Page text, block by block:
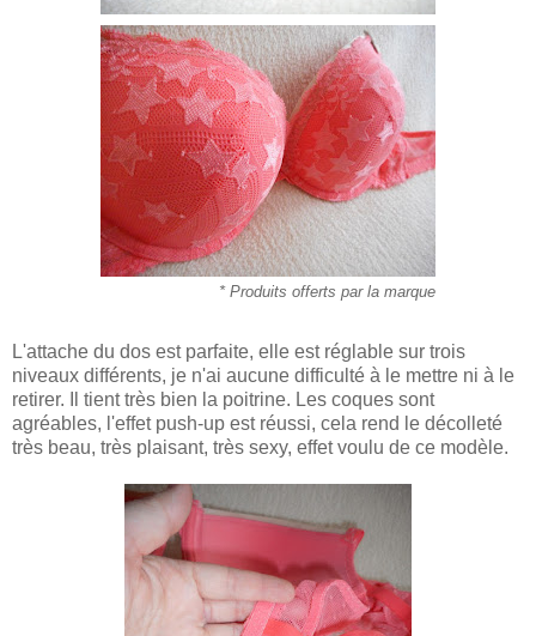
* Produits offerts par la marque
L'attache du dos est parfaite, elle est réglable sur trois
niveaux différents, je n'ai aucune difficulté à le mettre ni à le
retirer. Il tient très bien la poitrine. Les coques sont
agréables, l'effet push-up est réussi, cela rend le décolleté
très beau, très plaisant, très sexy, effet voulu de ce modèle.